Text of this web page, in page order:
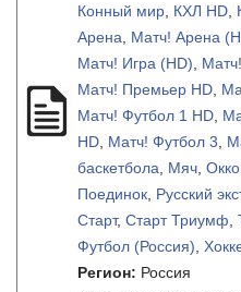
Конный мир КХЛ HD
Арена
Матч! Арена
Матч! Игра (HD)
Матч! Премьер HD
Матч! Футбол 1 HD
HD Матч! Футбол 3
баскетбола
Мяч
Поединок Русский
Старт, Старт Триумф
Футбол (Россия)
Регион: Россия